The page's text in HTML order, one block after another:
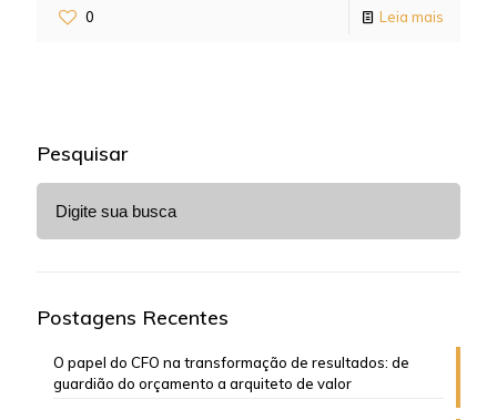
0 Leia mais
Pesquisar
Postagens Recentes
O papel do CFO na transformação de resultados: de
guardião do orçamento a arquiteto de valor